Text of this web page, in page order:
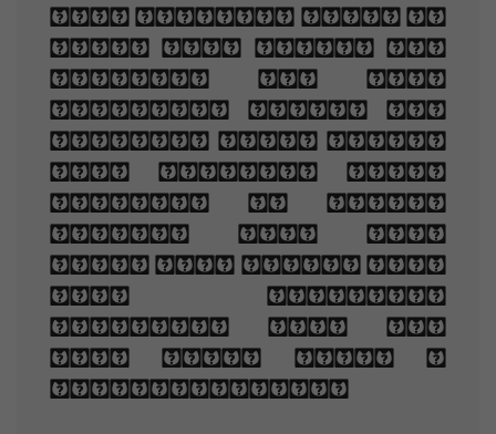
the pilgrim soul in
you, And loved the
sorrows of your
changing face. And
bending down beside
the glowing bars,
Murmur, a little
sadly, how Love
fled And paced upon
the mountains
overhead And hid
his face amid a
crowd of stars.